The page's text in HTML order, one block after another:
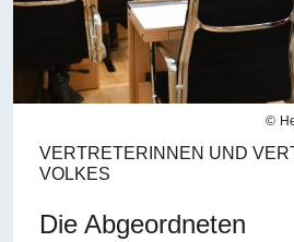
VERTRETERINNEN UND
VOLKES
Die Abgeordneten